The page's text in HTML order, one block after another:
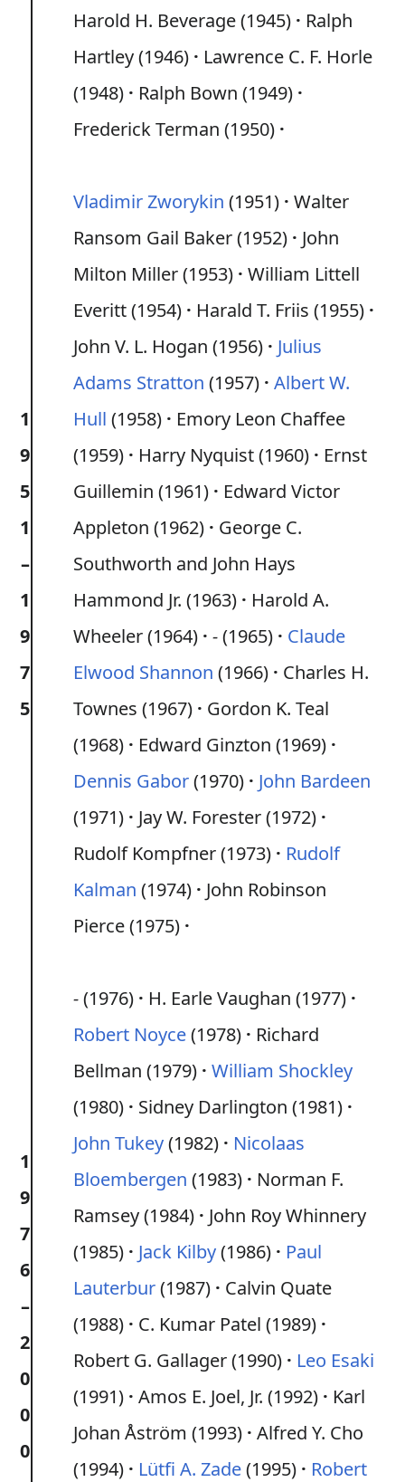
Harold H. Beverage (1945)
Ralph
Hartley (1946)
Lawrence C. F. Horle
(1948)
Ralph Bown (1949)
Frederick Terman (1950)
1
9
5
1
–
1
9
7
5
Vladimir Zworykin (1951) Walter
Ransom Gail Baker (1952)
John
Milton Miller (1953) William Littell
Everitt (1954)
Harald T. Friis (1955)
John V. L. Hogan (1956)
Julius
Adams Stratton (1957) Albert W.
Hull (1958)
Emory Leon Chaffee
(1959)
Harry Nyquist (1960)
Ernst
Guillemin (1961)
Edward Victor
Appleton (1962)
George C.
Southworth and John Hays
Hammond Jr. (1963)
Harold A.
Wheeler (1964) -(1965)
Claude
Elwood Shannon (1966)
Charles H.
Townes (1967)
Gordon K. Teal
(1968)
Edward Ginzton (1969)
Dennis Gabor(1970)
John Bardeen
(1971)
Jay W. Forester (1972)
Rudolf Kompfner (1973)
Rudolf
Kalman (1974)
John Robinson
Pierce (1975)
1
9
7
6
–
2
0
0
0
-(1976)
H. Earle Vaughan (1977)
Robert Noyce(1978)
Richard
Bellman (1979) William Shockley
(1980)
Sidney Darlington (1981)
John Tukey(1982)
Nicolaas
Bloembergen (1983)
Norman F.
Ramsey (1984)
John Roy Whinnery
(1985)
Jack Kilby(1986)
Paul
Lauterbur(1987)
Calvin Quate
(1988)
C. Kumar Patel (1989)
Robert G. Gallager (1990)
Leo Esaki
(1991) Amos E. Joel, Jr. (1992)
Karl
Johan Åström (1993) Alfred Y. Cho
(1994)
Lütfi A. Zade(1995)
Robert